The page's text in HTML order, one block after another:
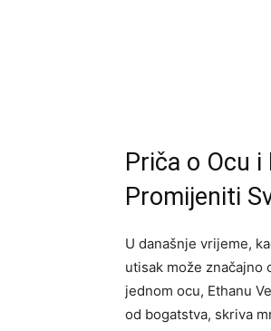
Priča o Ocu
Promijeniti
U današnje vrijeme,
utisak može značajno
jednom ocu, Ethanu
od bogatstva, skriva